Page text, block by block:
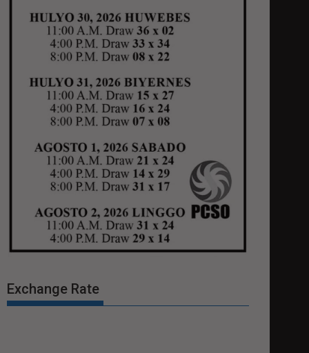
Exchange Rate